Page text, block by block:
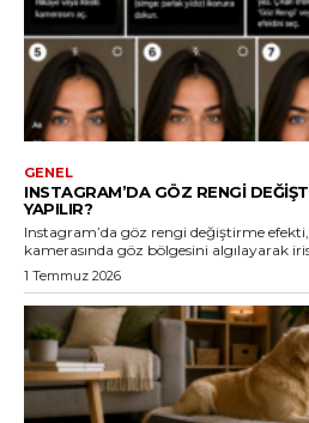
GENEL
INSTAGRAM’DA GÖZ RENGI
YAPILIR?
Instagram’da göz rengi değiştirme
kamerasında göz bölgesini algılayarak
1 Temmuz 2026